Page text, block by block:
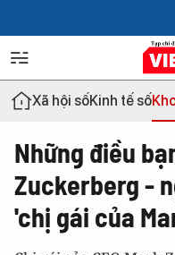
Xã hội sốKinh tế số
Những điều
Zuckerberg -
'chị gái của